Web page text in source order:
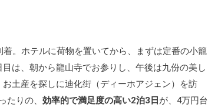
。ホテルに荷物を置いてから、まずは定番の小籠
は、朝から龍山寺でお参りし、午後は九份の美し
土産を探しに迪化街（ディーホアジェン）を訪
たりの、 効率的で満足度の高い2泊3日 が、4万円台